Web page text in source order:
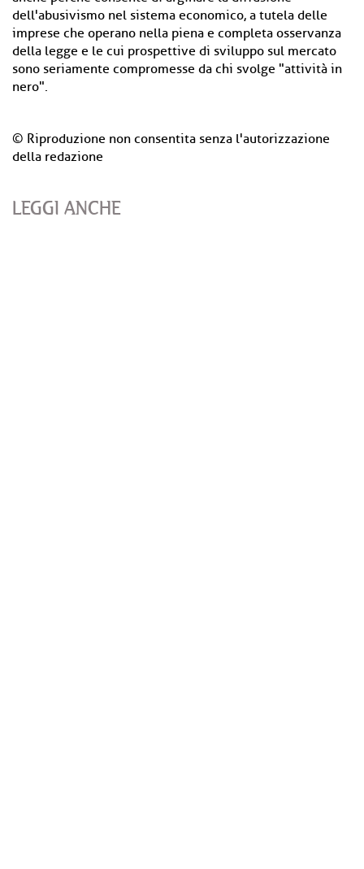
dell'abusivismo nel sistema economico, a tutela delle
imprese che operano nella piena e completa osservanza
della legge e le cui prospettive di sviluppo sul mercato
sono seriamente compromesse da chi svolge "attività in
nero".
© Riproduzione non consentita senza l'autorizzazione
della redazione
LEGGI ANCHE